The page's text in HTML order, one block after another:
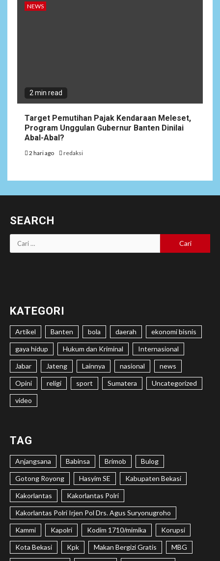
NEWS
2 min read
Target Pemutihan Pajak Kendaraan Meleset,
Program Unggulan Gubernur Banten Dinilai
Abal-Abal?
2 hari ago redaksi
SEARCH
Cari
untuk:
KATEGORI
Artikel Banten bola daerah ekonomi bisnis
gaya hidup Hukum dan Kriminal Internasional
Jabar Jateng Lainnya nasional news
Opini religi sport Sumatera Uncategorized
video
TAG
Anjangsana Babinsa Brimob Bulog
Gotong Royong Hasyim SE Kabupaten Bekasi
Kakorlantas Kakorlantas Polri
Kakorlantas Polri Irjen Pol Drs. Agus Suryonugroho
Kammi Kapolri Kodim 1710/mimika Korupsi
Kota Bekasi Kpk Makan Bergizi Gratis MBG